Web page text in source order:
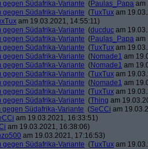
gegen Südafrika-Variante (Paulas_Papa am
gegen Südafrika-Variante (TuxTux am
am 19.03.2021, 14:55:11)
gegen Südafrika-Variante (ducduc am
gegen Südafrika-Variante (Paulas_Papa am
gegen Südafrika-Variante (TuxTux am
gegen Südafrika-Variante (Nomade1 am
gegen Südafrika-Variante (Nomade1 am
gegen Südafrika-Variante (TuxTux am
gegen Südafrika-Variante (Nomade1 am
gegen Südafrika-Variante (TuxTux am
gegen Südafrika-Variante (Thing am
gegen Südafrika-Variante (SeCCi am
am 19.03.2021, 16:33:51)
am 19.03.2021, 16:38:06)
am 19.03.2021, 17:16:53)
gegen Südafrika-Variante (TuxTux am